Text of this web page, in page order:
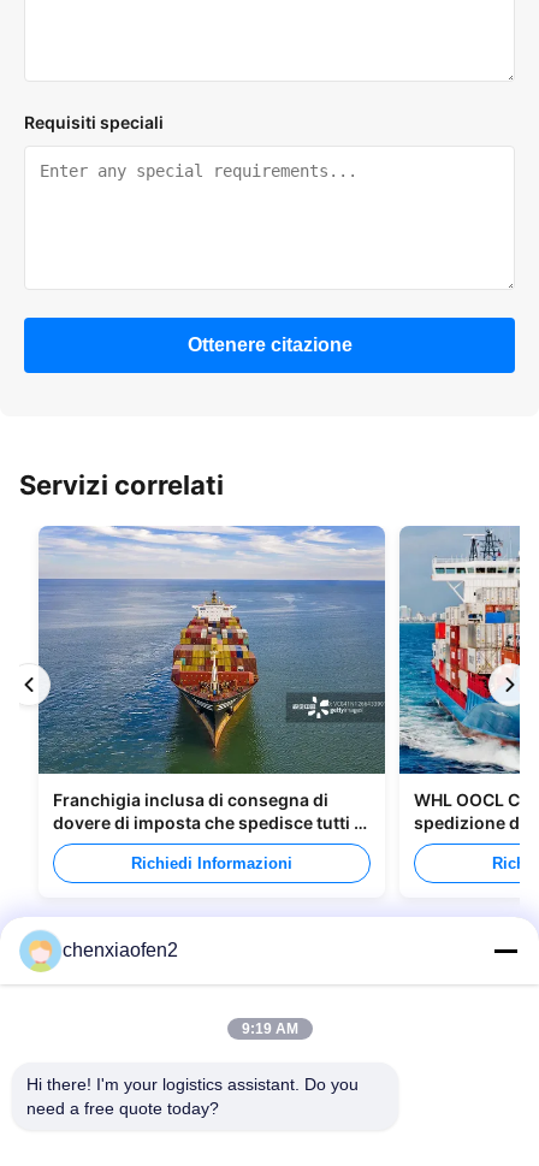
Requisiti speciali
Ottenere citazione
Servizi correlati
Franchigia inclusa di consegna di
dovere di imposta che spedisce tutti i
tipi di imballaggi
Richiedi Informazioni
WHL OOCL
spedizione di
Canada
chenxiaofen2
9:19 AM
Hi there! I'm your logistics assistant. Do you
need a free quote today?